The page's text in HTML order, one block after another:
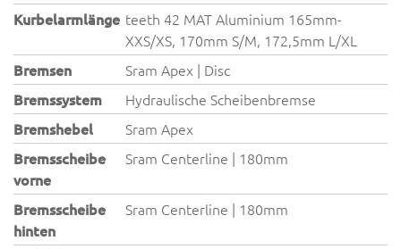
Kurbelarmlänge teeth 42 MAT Aluminium 165mm-
XXS/XS, 170mm S/M, 172,5mm L/XL
Bremsen
Sram Apex | Disc
Bremssystem
Hydraulische Scheibenbremse
Bremshebel
Sram Apex
Bremsscheibe
vorne
Sram Centerline | 180mm
Bremsscheibe
hinten
Sram Centerline | 180mm